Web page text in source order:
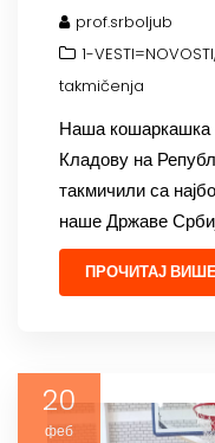
prof.srboljub
1-VESTI=NOVOSTI,
takmičenja
Наша кошаркашка
Кладову на
такмичили са
наше Државе
ПРОЧИТАЈ
20
феб